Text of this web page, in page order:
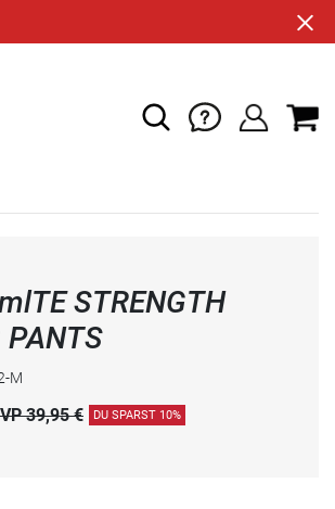
STRENGTH
PANTS
M
39,95 € DU SPARST 10%